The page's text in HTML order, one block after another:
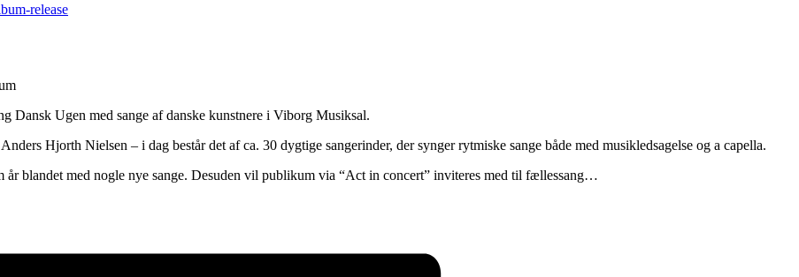
release
Ugen med sange af danske kunstnere i Viborg Musiksal.
Hjorth Nielsen – i dag består det af ca. 30 dygtige sangerinder, der synger rytmiske sange både med musikledsagelse og a capella.
år blandet med nogle nye sange. Desuden vil publikum via “Act in concert” inviteres med til fællessang…